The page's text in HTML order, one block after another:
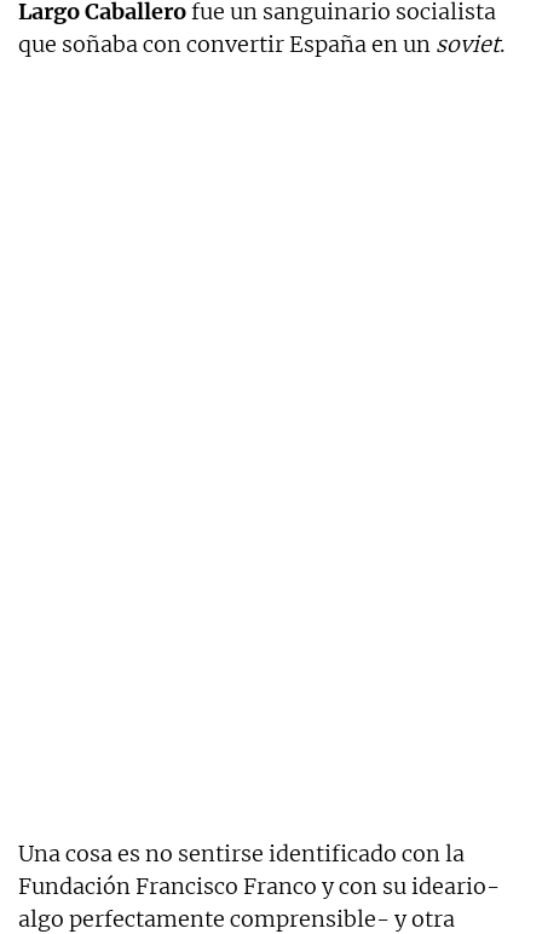
Largo Caballerofue un sanguinario socialista
que soñaba con convertir España en un soviet.
Una cosa es no sentirse identificado con la
Fundación Francisco Franco y con su ideario-
algo perfectamente comprensible- y otra